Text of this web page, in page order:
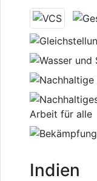
Indien